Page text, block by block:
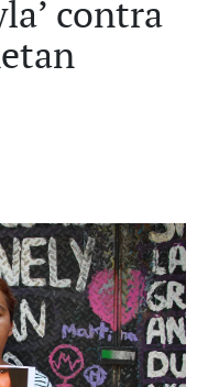
contra